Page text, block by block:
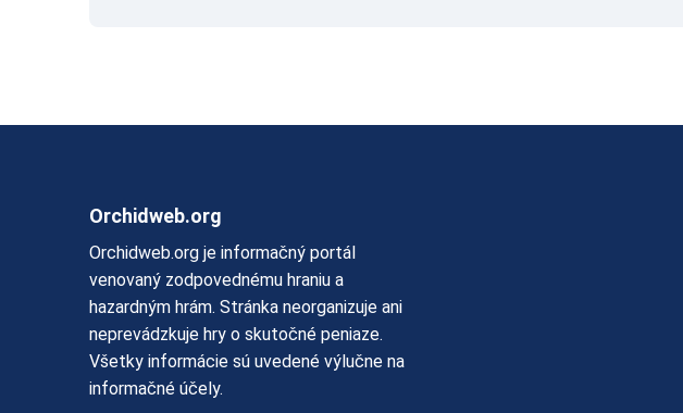
Orchidweb.org
Orchidweb.org je informačný portál
venovaný zodpovednému hraniu a
hazardným hrám. Stránka neorganizuje ani
neprevádzkuje hry o skutočné peniaze.
Všetky informácie sú uvedené výlučne na
informačné účely.